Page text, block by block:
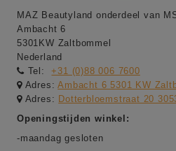
MAZ Beautyland onderdeel van
Ambacht 6
5301KW Zaltbommel
Nederland
Tel:
+31 (0)88 006 7600
Adres:Ambacht 6 5301 KW
Adres: Dotterbloemstraat 20
Openingstijden winkel:
-maandag gesloten